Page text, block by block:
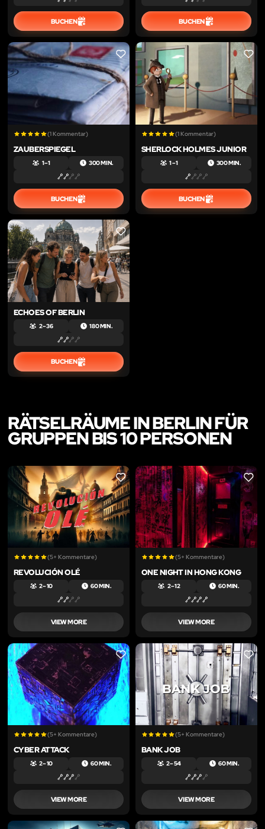
BUCHEN BUCHEN
LIKE
(1 Kommentar)
ZAUBERSPIEGEL
1 – 1 300 MIN.
BUCHEN
LIKE
(1 Kommentar)
SHERLOCK HOLMES JUNIOR
1 – 1 300 MIN.
BUCHEN
LIKE
ECHOES OF BERLIN
2 – 36 180 MIN.
BUCHEN
RÄTSELRÄUME IN BERLIN FÜR
GRUPPEN BIS 10 PERSONEN
LIKE
(5+ Kommentare)
REVOLUCIÓN OLÉ
2 – 10 60 MIN.
VIEW MORE
LIKE
(5+ Kommentare)
ONE NIGHT IN HONG KONG
2 – 12 60 MIN.
VIEW MORE
LIKE
(5+ Kommentare)
CYBER ATTACK
2 – 10 60 MIN.
VIEW MORE
LIKE
(5+ Kommentare)
BANK JOB
2 – 54 60 MIN.
VIEW MORE